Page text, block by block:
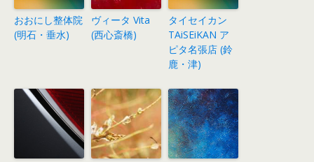
おおにし整体院
(明石・垂水)
ヴィータ Vita
(西心斎橋)
タイセイカン
TAiSEiKAN ア
ピタ名張店 (鈴
鹿・津)